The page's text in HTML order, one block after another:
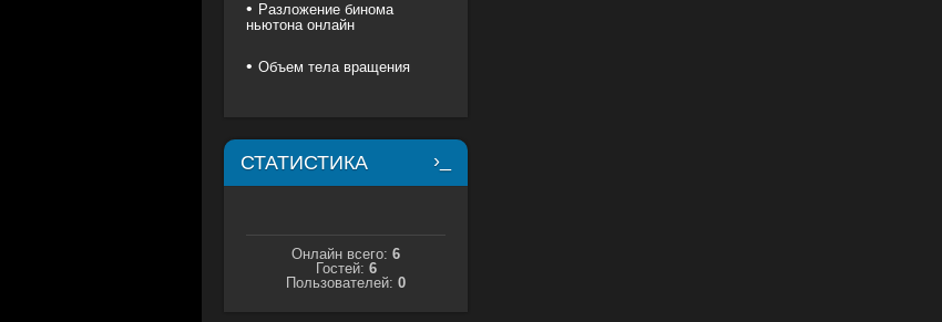
Разложение бинома
ньютона онлайн
Объем тела вращения
СТАТИСТИКА
Онлайн всего: 6
Гостей: 6
Пользователей: 0